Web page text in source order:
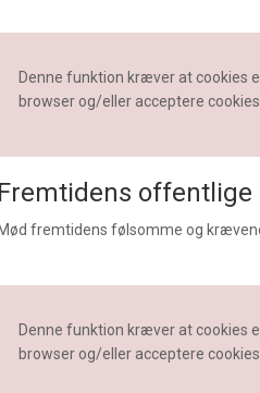
Denne funktion kræver at cookies
browser og/eller acceptere
Fremtidens offentlige
Mød fremtidens følsomme og
Denne funktion kræver at cookies
browser og/eller acceptere